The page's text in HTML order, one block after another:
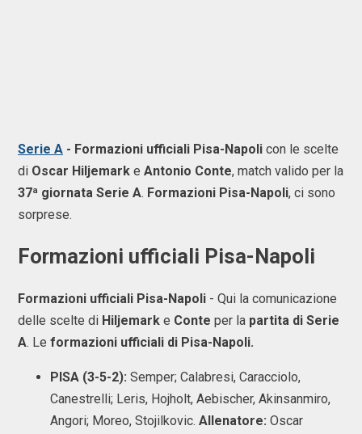
Serie A - Formazioni ufficiali Pisa-Napoli con le scelte
di Oscar Hiljemark e Antonio Conte, match valido per la
37ª giornata Serie A. Formazioni Pisa-Napoli, ci sono
sorprese.
Formazioni ufficiali Pisa-Napoli
Formazioni ufficiali Pisa-Napoli - Qui la comunicazione
delle scelte di Hiljemark e Conte per la partita di Serie
A. Le formazioni ufficiali di Pisa-Napoli.
PISA (3-5-2): Semper; Calabresi, Caracciolo,
Canestrelli; Leris, Hojholt, Aebischer, Akinsanmiro,
Angori; Moreo, Stojilkovic. Allenatore: Oscar